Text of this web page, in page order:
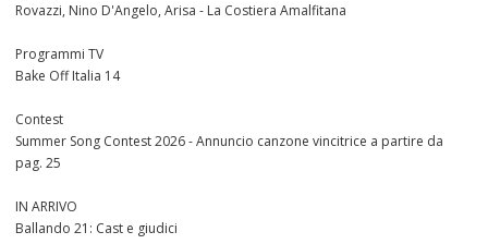
Rovazzi, Nino D'Angelo, Arisa - La Costiera Amalfitana
Programmi TV
Bake Off Italia 14
Contest
Summer Song Contest 2026 - Annuncio canzone vincitrice a partire da
pag. 25
IN ARRIVO
Ballando 21: Cast e giudici